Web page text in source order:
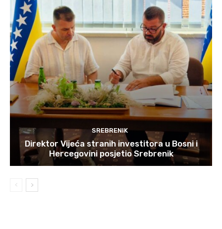
SREBRENIK
Direktor Vijeća stranih investitora u Bosni i
Hercegovini posjetio Srebrenik